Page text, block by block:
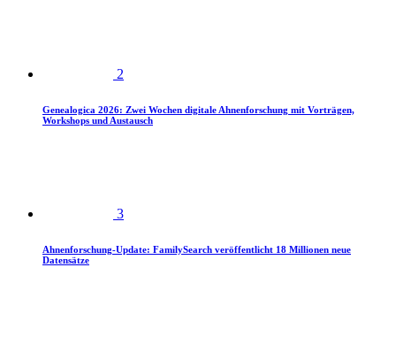
2
Genealogica 2026: Zwei Wochen digitale Ahnenforschung mit Vorträgen,
Workshops und Austausch
3
Ahnenforschung-Update: FamilySearch veröffentlicht 18 Millionen neue
Datensätze